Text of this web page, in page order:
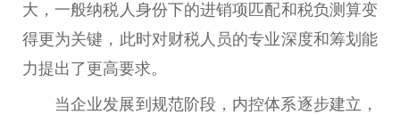
大，一般纳税人身份下的进销项匹配和税负测算变
得更为关键，此时对财税人员的专业深度和筹划能
力提出了更高要求。
当企业发展到规范阶段，内控体系逐步建立，